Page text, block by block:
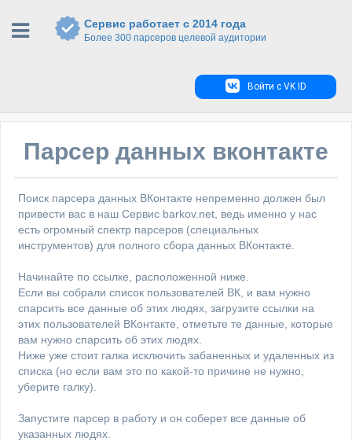
Сервис работает с 2014 года
Более 300 парсеров целевой аудитории
Войти с VK ID
Парсер данных вконтакте
Поиск парсера данных ВКонтакте непременно должен был
привести вас в наш Сервис barkov.net, ведь именно у нас
есть огромный спектр парсеров (специальных
инструментов) для полного сбора данных ВКонтакте.
Начинайте по ссылке, расположенной ниже.
Если вы собрали список пользователей ВК, и вам нужно
спарсить все данные об этих людях, загрузите ссылки на
этих пользователей ВКонтакте, отметьте те данные, которые
вам нужно спарсить об этих людях.
Ниже уже стоит галка исключить забаненных и удаленных из
списка (но если вам это по какой-то причине не нужно,
уберите галку).
Запустите парсер в работу и он соберет все данные об
указанных людях.